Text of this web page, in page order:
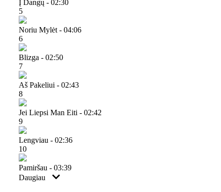
Į Dangų - 02:30
5
Noriu Mylėt - 04:06
6
Blizga - 02:50
7
Aš Pakeliui - 02:43
8
Jei Liepsi Man Eiti - 02:42
9
Lengviau - 02:36
10
Pamiršau - 03:39
Daugiau